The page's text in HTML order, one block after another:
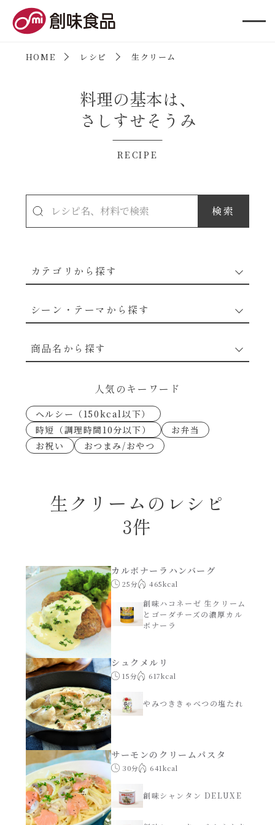
HOME レシピ 生クリーム
料理の基本は、
さしすせそうみ
RECIPE
カテゴリから探す
穀物類のレシピ
シーン・テーマから探す
なんでも南蛮
考えるな、二代目で炒めろ！～○○の炒め物
朝シャン（ごはん派）
朝シャン（パン派）
ヘルシー（150kcal以下）
時短（調理時間10分以下）
お弁当
お祝い
おつまみ/おやつ
主菜
副菜
商品名から探す
あえるハコネーゼトマトバジル
あえるハコネーゼ高菜
あえるハコネーゼ明太子
あえるハコネーゼジェノベーゼ
あえるハコネーゼペペロンチーノ
あえるハコネーゼたらこクリーム
シャンタンシリーズ
シャンタン粉末
創味のつゆ
創味のつゆあまくち
人気のキーワード
ヘルシー（150kcal以下）
時短（調理時間10分以下）
お弁当
お祝い
おつまみ/おやつ
生クリームのレシピ
3件
カルボナーラハンバーグ
25分 465kcal
創味ハコネーゼ 生クリーム
とゴーダチーズの濃厚カル
ボナーラ
シュクメルリ
15分 617kcal
やみつききゃべつの塩たれ
サーモンのクリームパスタ
30分 641kcal
創味シャンタン DELUXE